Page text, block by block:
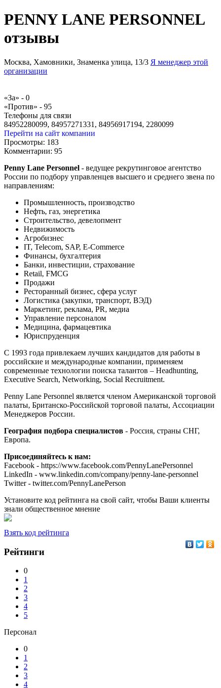
PENNY LANE PERSONNEL
отзывы
Москва, Хамовники, Знаменка улица, 13/3 Я менеджер этой
организации
«За» - 0
«Против» - 95
Телефоны для связи
84952280099, 84957271331, 84956917194, 2280099
Перейти на сайт компании
Просмотры: 183
Комментарии: 95
Penny Lane Personnel - ведущее рекрутинговое агентство
России по подбору управленцев высшего и среднего звена по
направлениям:
Промышленность, производство
Нефть, газ, энергетика
Строительство, девелопмент
Недвижимость
Агробизнес
IT, Telecom, SAP, E-Commerce
Финансы, бухгалтерия
Банки, инвестиции, страхование
Retail, FMCG
Продажи
Ресторанный бизнес, сфера услуг
Логистика (закупки, транспорт, ВЭД)
Маркетинг, реклама, PR, медиа
Управление персоналом
Медицина, фармацевтика
Юриспруденция
С 1993 года привлекаем лучших кандидатов для работы в
российские и международные компании, применяем
современные технологии поиска талантов – Headhunting,
Executive Search, Networking, Social Recruitment.
Penny Lane Personnel является членом Американской торговой
палаты, Британско-Российской торговой палаты, Ассоциации
Менеджеров России.
География подбора специалистов - Россия, страны СНГ,
Европа.
Присоединяйтесь к нам:
Facebook - https://www.facebook.com/PennyLanePersonnel
LinkedIn - www.linkedin.com/company/penny-lane-personnel
Twitter - twitter.com/PennyLanePerson
Установите код рейтинга на свой сайт, чтобы Ваши клиенты
знали общественное мнение
Взять код рейтинга
Рейтинги
0
1
2
3
4
5
Персонал
0
1
2
3
4